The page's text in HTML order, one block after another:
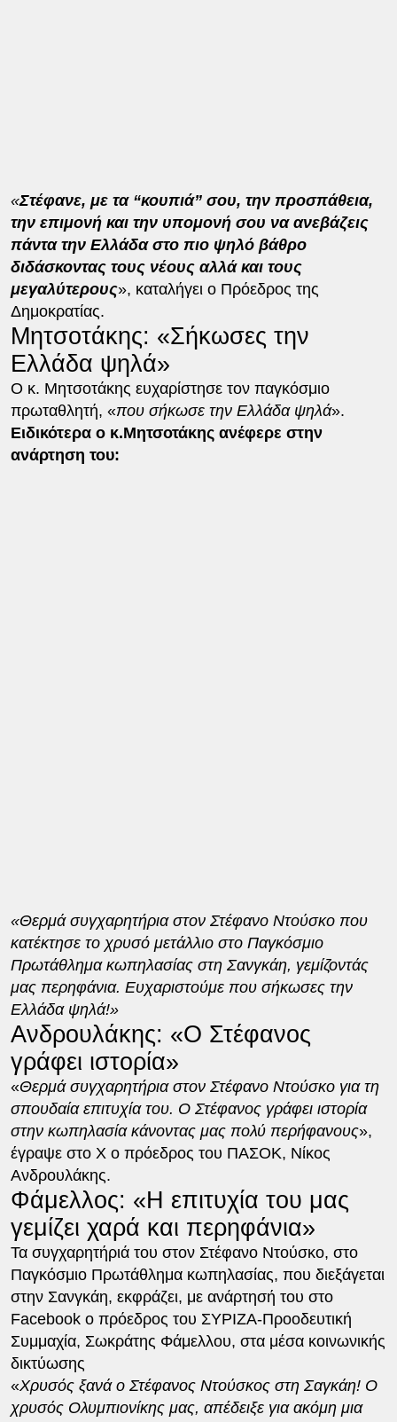
«Στέφανε, με τα “κουπιά” σου, την προσπάθεια,
την επιμονή και την υπομονή σου να ανεβάζεις
πάντα την Ελλάδα στο πιο ψηλό βάθρο
διδάσκοντας τους νέους αλλά και τους
μεγαλύτερους», καταλήγει ο Πρόεδρος της
Δημοκρατίας.
Μητσοτάκης: «Σήκωσες την
Ελλάδα ψηλά»
Ο κ. Μητσοτάκης ευχαρίστησε τον παγκόσμιο
πρωταθλητή, «που σήκωσε την Ελλάδα ψηλά».
Ειδικότερα ο κ.Μητσοτάκης ανέφερε στην
ανάρτηση του:
«Θερμά συγχαρητήρια στον Στέφανο Ντούσκο που
κατέκτησε το χρυσό μετάλλιο στο Παγκόσμιο
Πρωτάθλημα κωπηλασίας στη Σανγκάη, γεμίζοντάς
μας περηφάνια. Ευχαριστούμε που σήκωσες την
Ελλάδα ψηλά!»
Ανδρουλάκης: «Ο Στέφανος
γράφει ιστορία»
«Θερμά συγχαρητήρια στον Στέφανο Ντούσκο για τη
σπουδαία επιτυχία του. Ο Στέφανος γράφει ιστορία
στην κωπηλασία κάνοντας μας πολύ περήφανους»,
έγραψε στο Χ ο πρόεδρος του ΠΑΣΟΚ, Νίκος
Ανδρουλάκης.
Φάμελλος: «Η επιτυχία του μας
γεμίζει χαρά και περηφάνια»
Τα συγχαρητήριά του στον Στέφανο Ντούσκο, στο
Παγκόσμιο Πρωτάθλημα κωπηλασίας, που διεξάγεται
στην Σανγκάη, εκφράζει, με ανάρτησή του στο
Facebook ο πρόεδρος του ΣΥΡΙΖΑ-Προοδευτική
Συμμαχία, Σωκράτης Φάμελλου, στα μέσα κοινωνικής
δικτύωσης
«Χρυσός ξανά ο Στέφανος Ντούσκος στη Σαγκάη! Ο
χρυσός Ολυμπιονίκης μας, απέδειξε για ακόμη μια